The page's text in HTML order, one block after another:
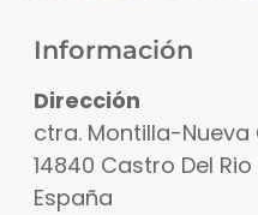
Información
Dirección
ctra. Montilla-
14840 Castro Del Rio
España